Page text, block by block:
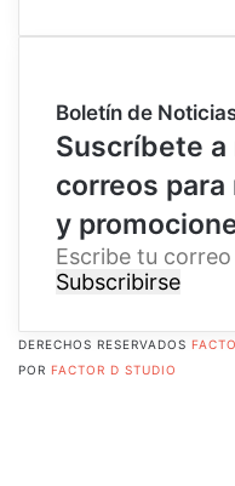
Boletín de
Suscríbete
correos
y
E
s
r
i
b
DERECHOS RESERVADOS
POR FACTOR D STUDIO